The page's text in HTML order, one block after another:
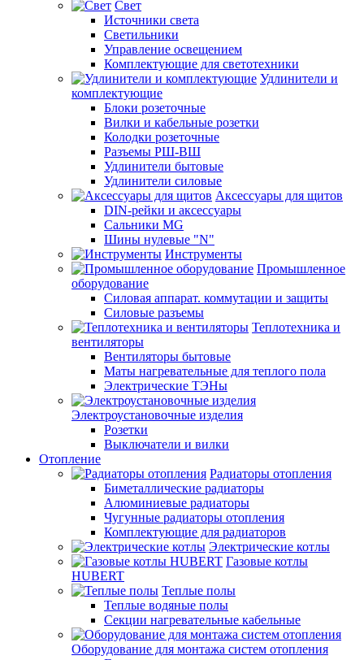
Свет
Источники света
Светильники
Управление освещением
Комплектующие для светотехники
Удлинители и
комплектующие
Блоки розеточные
Вилки и кабельные розетки
Колодки розеточные
Разъемы РШ-ВШ
Удлинители бытовые
Удлинители силовые
Аксессуары для щитов
DIN-рейки и аксессуары
Сальники MG
Шины нулевые "N"
Инструменты
Промышленное
оборудование
Силовая аппарат. коммутации и защиты
Силовые разъемы
Теплотехника и
вентиляторы
Вентиляторы бытовые
Маты нагревательные для теплого пола
Электрические ТЭНы
Электроустановочные изделия
Розетки
Выключатели и вилки
Отопление
Радиаторы отопления
Биметаллические радиаторы
Алюминиевые радиаторы
Чугунные радиаторы отопления
Комплектующие для радиаторов
Электрические котлы
Газовые котлы
HUBERT
Теплые полы
Теплые водяные полы
Секции нагревательные кабельные
Оборудование для монтажа систем отопления